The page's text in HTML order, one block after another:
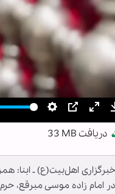
Settings
PIP
دریافت 33 MB
خبرگزاری اهل‌بیت(ع) ـ ابنا:
در امام زاده موسی مبرقع،